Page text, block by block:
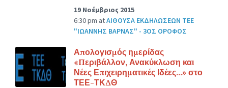
19 Νοέμβριος 2015
6:30 pm atΑΙΘΟΥΣΑ ΕΚΔΗΛΩΣΕΩΝ ΤΕΕ
"ΙΩΑΝΝΗΣ ΒΑΡΝΑΣ" - 3ΟΣ ΟΡΟΦΟΣ
Απολογισμός ημερίδας
«Περιβάλλον, Ανακύκλωση και
Νέες Επιχειρηματικές Ιδέες…» στο
ΤΕΕ-ΤΚΔΘ